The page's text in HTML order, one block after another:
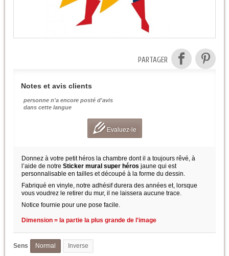
PARTAGER
Notes et avis clients
personne n'a encore posté d'avis
dans cette langue
Evaluez-le
Donnez à votre petit héros la chambre dont il a toujours rêvé, à
l’aide de notre Sticker mural super héros jaune qui est
personnalisable en tailles et découpé à la forme du dessin.
Fabriqué en vinyle, notre adhésif durera des années et, lorsque
vous voudrez le retirer du mur, il ne laissera aucune trace.
Notice fournie pour une pose facile.
Dimension = la partie la plus grande de l'image
Sens Normal Inverse